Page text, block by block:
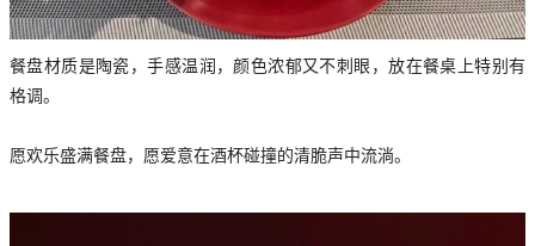
餐盘材质是陶瓷，手感温润，颜色浓郁又不刺眼，放在餐桌上特别有
格调。
愿欢乐盛满餐盘，愿爱意在酒杯碰撞的清脆声中流淌。